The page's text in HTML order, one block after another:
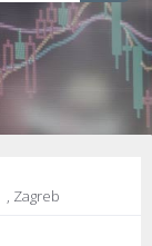
, Zagreb